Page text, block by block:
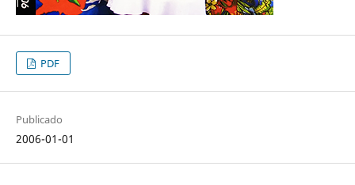
PDF
Publicado
2006-01-01